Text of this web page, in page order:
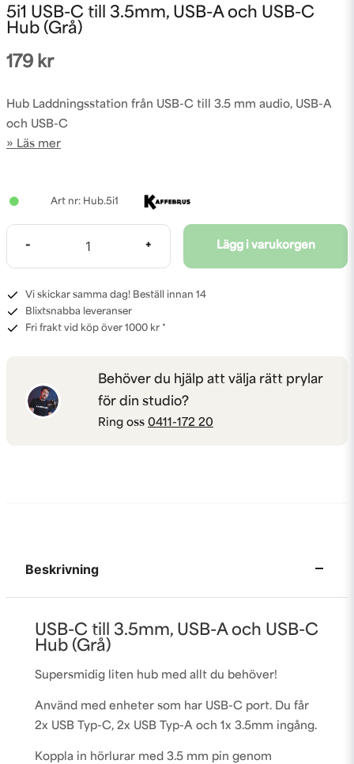
5i1 USB-C till 3.5mm, USB-A och USB-C
Hub (Grå)
179 kr
Hub Laddningsstation från USB-C till 3.5 mm audio, USB-A
och USB-C
Läs mer
Hub.5i1
- + Lägg i varukorgen
Vi skickar samma dag! Beställ innan 14
Blixtsnabba leveranser
Fri frakt vid köp över 1000 kr *
Behöver du hjälp att välja rätt prylar
för din studio?
Ring oss 0411-172 20
Beskrivning
USB-C till 3.5mm, USB-A och USB-C
Hub (Grå)
Supersmidig liten hub med allt du behöver!
Använd med enheter som har USB-C port. Du får
2x USB Typ-C, 2x USB Typ-A och 1x 3.5mm ingång.
Koppla in hörlurar med 3.5 mm pin genom